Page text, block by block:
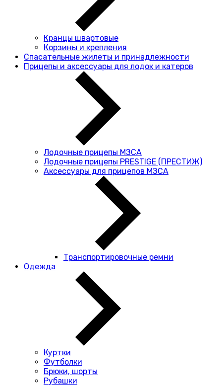
Кранцы швартовые
Корзины и крепления
Спасательные жилеты и принадлежности
Прицепы и аксессуары для лодок и катеров
Лодочные прицепы МЗСА
Лодочные прицепы PRESTIGE (ПРЕСТИЖ)
Аксессуары для прицепов МЗСА
Транспортировочные ремни
Одежда
Куртки
Футболки
Брюки, шорты
Рубашки